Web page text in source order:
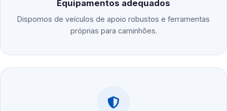
Equipamentos adequados
Dispomos de veículos de apoio robustos e ferramentas
próprias para caminhões.